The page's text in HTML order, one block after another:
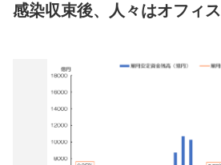
感染収束後、人々はオフィ